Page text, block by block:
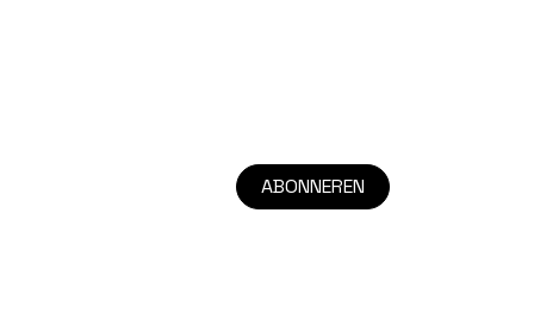
ABONNEREN